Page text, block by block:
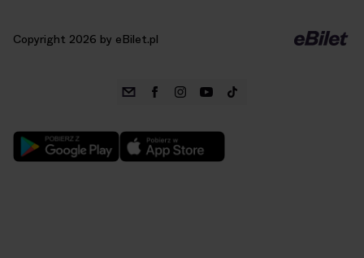
Copyright 2026 by eBilet.pl